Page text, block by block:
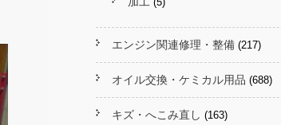
エンジン関連修理・整備 (217)
オイル交換・ケミカル用品 (688)
キズ・へこみ直し (163)